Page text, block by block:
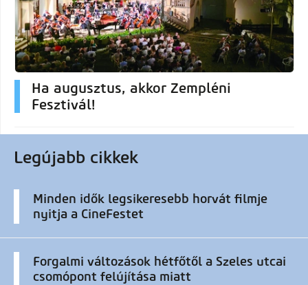
Ha augusztus, akkor Zempléni
Fesztivál!
Legújabb cikkek
Minden idők legsikeresebb horvát filmje
nyitja a CineFestet
Forgalmi változások hétfőtől a Szeles utcai
csomópont felújítása miatt